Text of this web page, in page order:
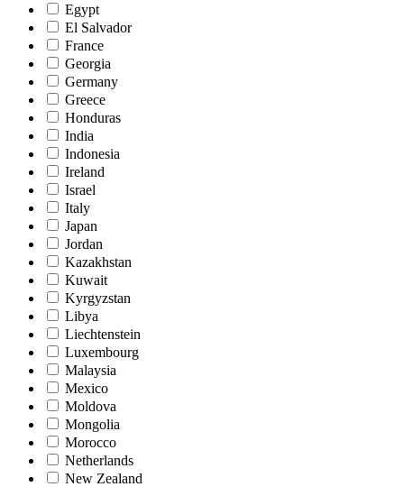
Egypt
El Salvador
France
Georgia
Germany
Greece
Honduras
India
Indonesia
Ireland
Israel
Italy
Japan
Jordan
Kazakhstan
Kuwait
Kyrgyzstan
Libya
Liechtenstein
Luxembourg
Malaysia
Mexico
Moldova
Mongolia
Morocco
Netherlands
New Zealand